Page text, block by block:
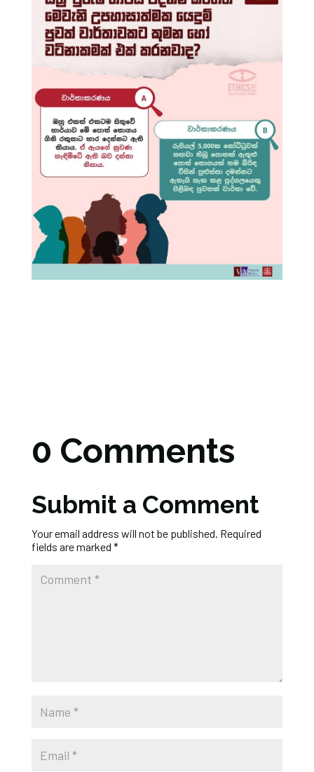
0 Comments
Submit a Comment
Your email address will not be published. Required
fields are marked *